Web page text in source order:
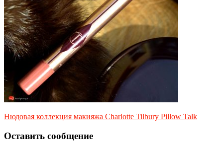
Нюдовая коллекция макияжа Charlotte Tilbury Pillow Talk
Оставить сообщение